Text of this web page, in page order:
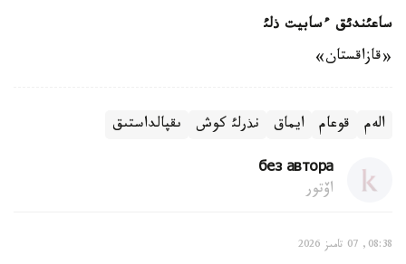
ساعئندئق ءسابيت ذلئ
«قازاقستان»
الەم قوعام ايماق نذرلئ كوش ىقپالداستىق
без автора
اۆتور
08:38, 07 تامىز 2026